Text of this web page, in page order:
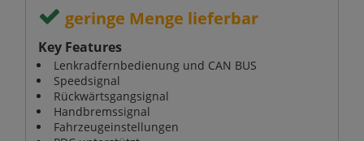
geringe Menge lieferbar
Key Features
Lenkradfernbedienung und CAN BUS
Speedsignal
Rückwärtsgangsignal
Handbremssignal
Fahrzeugeinstellungen